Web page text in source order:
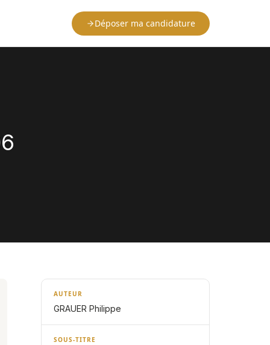
Déposer ma candidature
AUTEUR
GRAUER Philippe
SOUS-TITRE